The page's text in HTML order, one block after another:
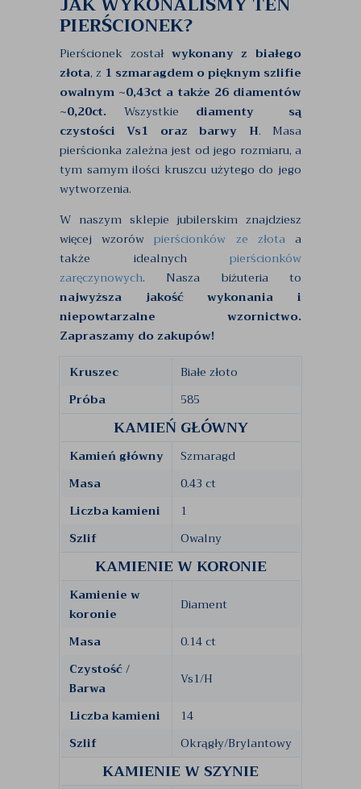
PIERŚCIONEK?
Pierścionek został wykonany z białego
złota, z 1 szmaragdem o pięknym szlifie
owalnym ~0,43ct a także 26 diamentów
~0,20ct. Wszystkie diamenty są
czystości Vs1 oraz barwy H. Masa
pierścionka zależna jest od jego rozmiaru, a
tym samym ilości kruszcu użytego do jego
wytworzenia.
W naszym sklepie jubilerskim znajdziesz
więcej wzorówpierścionków ze złotaa
także idealnych pierścionków
zaręczynowych. Nasza biżuteria to
najwyższa jakość wykonania i
niepowtarzalne wzornictwo.
Zapraszamy do zakupów!
Kruszec
Białe złoto
Próba
585
KAMIEŃ GŁÓWNY
Kamień główny
Szmaragd
Masa
0.43 ct
Liczba kamieni
1
Szlif
Owalny
KAMIENIE W KORONIE
Kamienie w
koronie
Diament
Masa
0.14 ct
Czystość /
Barwa
Vs1/H
Liczba kamieni
14
Szlif
Okrągły/Brylantowy
KAMIENIE W SZYNIE